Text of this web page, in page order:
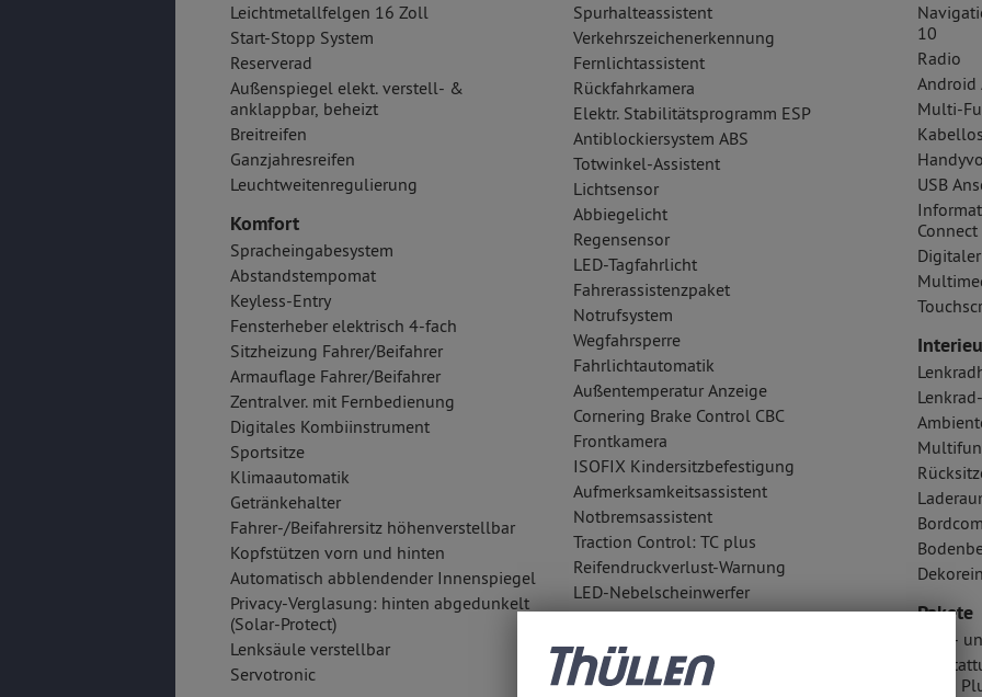
Leichtmetallfelgen 16 Zoll
Start-Stopp System
Reserverad
Außenspiegel elekt. verstell- &
anklappbar, beheizt
Breitreifen
Ganzjahresreifen
Leuchtweitenregulierung
Komfort
Spracheingabesystem
Abstandstempomat
Keyless-Entry
Fensterheber elektrisch 4-fach
Sitzheizung Fahrer/Beifahrer
Armauflage Fahrer/Beifahrer
Zentralver. mit Fernbedienung
Digitales Kombiinstrument
Sportsitze
Klimaautomatik
Getränkehalter
Fahrer-/Beifahrersitz höhenverstellbar
Kopfstützen vorn und hinten
Automatisch abblendender Innenspiegel
Privacy-Verglasung: hinten abgedunkelt
(Solar-Protect)
Lenksäule verstellbar
Servotronic
Spurhalteassistent
Verkehrszeichenerkennung
Fernlichtassistent
Rückfahrkamera
Elektr. Stabilitätsprogramm ESP
Antiblockiersystem ABS
Totwinkel-Assistent
Lichtsensor
Abbiegelicht
Regensensor
LED-Tagfahrlicht
Fahrerassistenzpaket
Notrufsystem
Wegfahrsperre
Fahrlichtautomatik
Außentemperatur Anzeige
Cornering Brake Control CBC
Frontkamera
ISOFIX Kindersitzbefestigung
Aufmerksamkeitsassistent
Notbremsassistent
Traction Control: TC plus
Reifendruckverlust-Warnung
LED-Nebelscheinwerfer
Berganfahrhilfe
Airbags
Fahrer- /Beifahrerairbag
10
Radio
Android
Multi-
USB
Connect
Pakete
Licht-
& Go